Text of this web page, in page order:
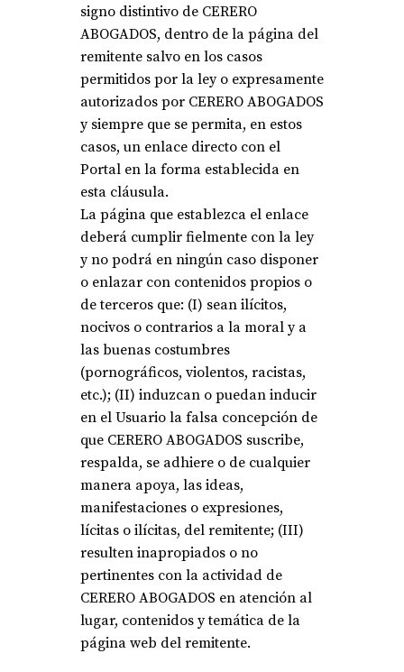
signo distintivo de CERERO
ABOGADOS, dentro de la página del
remitente salvo en los casos
permitidos por la ley o expresamente
autorizados por CERERO ABOGADOS
y siempre que se permita, en estos
casos, un enlace directo con el
Portal en la forma establecida en
esta cláusula.
La página que establezca el enlace
deberá cumplir fielmente con la ley
y no podrá en ningún caso disponer
o enlazar con contenidos propios o
de terceros que: (I) sean ilícitos,
nocivos o contrarios a la moral y a
las buenas costumbres
(pornográficos, violentos, racistas,
etc.); (II) induzcan o puedan inducir
en el Usuario la falsa concepción de
que CERERO ABOGADOS suscribe,
respalda, se adhiere o de cualquier
manera apoya, las ideas,
manifestaciones o expresiones,
lícitas o ilícitas, del remitente; (III)
resulten inapropiados o no
pertinentes con la actividad de
CERERO ABOGADOS en atención al
lugar, contenidos y temática de la
página web del remitente.